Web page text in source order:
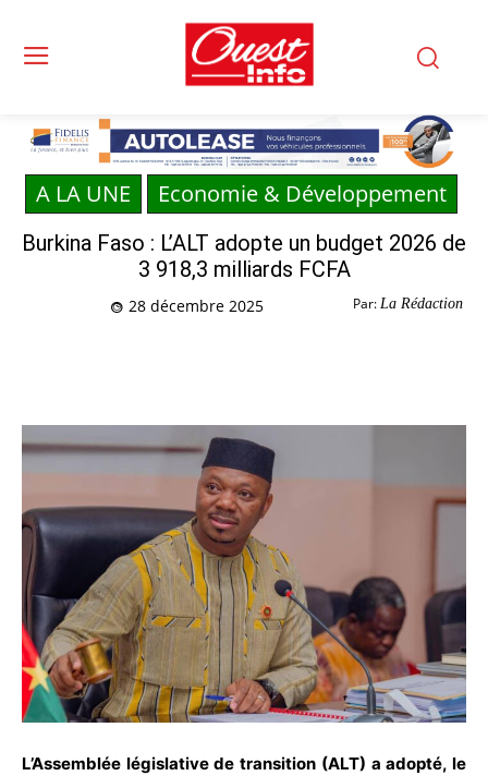
A LA UNE Economie & Développement
Burkina Faso : L’ALT adopte un budget 2026 de
3 918,3 milliards FCFA
Par: La Rédaction
28 décembre 2025
L’Assemblée législative de transition (ALT) a adopté, le